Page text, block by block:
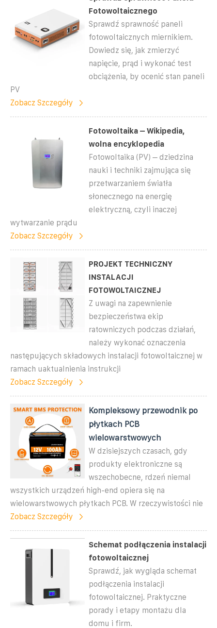
Fotowoltaicznego
Sprawdź sprawność paneli
fotowoltaicznych miernikiem.
Dowiedz się, jak zmierzyć
napięcie, prąd i wykonać test
obciążenia, by ocenić stan paneli
PV
Zobacz Szczegóły
Fotowoltaika – Wikipedia,
wolna encyklopedia
Fotowoltaika (PV) – dziedzina
nauki i techniki zajmująca się
przetwarzaniem światła
słonecznego na energię
elektryczną, czyli inaczej
wytwarzanie prądu
Zobacz Szczegóły
PROJEKT TECHNICZNY
INSTALACJI
FOTOWOLTAICZNEJ
Z uwagi na zapewnienie
bezpieczeństwa ekip
ratowniczych podczas działań,
należy wykonać oznaczenia
następujących składowych instalacji fotowoltaicznej w
ramach uaktualnienia instrukcji
Zobacz Szczegóły
Kompleksowy przewodnik po
płytkach PCB
wielowarstwowych
W dzisiejszych czasach, gdy
produkty elektroniczne są
wszechobecne, rdzeń niemal
wszystkich urządzeń high-end opiera się na
wielowarstwowych płytkach PCB. W rzeczywistości nie
Zobacz Szczegóły
Schemat podłączenia instalacji
fotowoltaicznej
Sprawdź, jak wygląda schemat
podłączenia instalacji
fotowoltaicznej. Praktyczne
porady i etapy montażu dla
domu i firm.